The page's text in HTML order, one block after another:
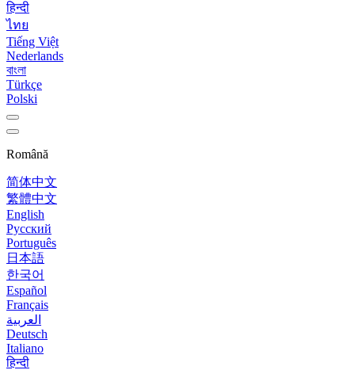
हिन्दी
ไทย
Tiếng Việt
Nederlands
বাংলা
Türkçe
Polski
Română
简体中文
繁體中文
English
Русский
Português
日本語
한국어
Español
Français
العربية
Deutsch
Italiano
हिन्दी